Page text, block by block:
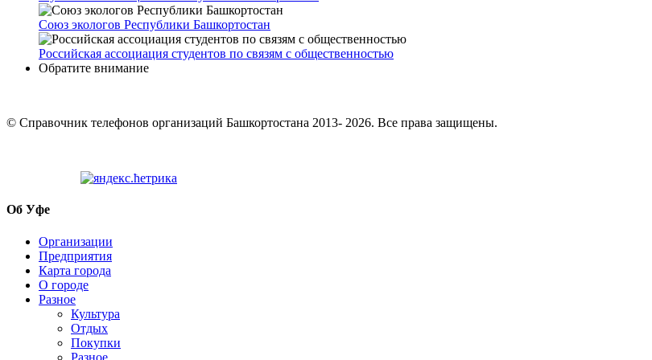
Союз экологов Республики Башкортостан
Российская ассоциация студентов по связям с общественностью
Обратите внимание
© Cправочник телефонов организаций Башкортостана 2013- 2026. Все права защищены.
Об Уфе
Организации
Предприятия
Карта города
О городе
Разное
Культура
Отдых
Покупки
Разное